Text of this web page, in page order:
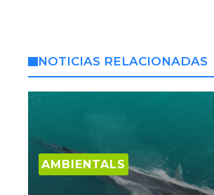
NOTICIAS RELACIONADAS
AMBIENTALS